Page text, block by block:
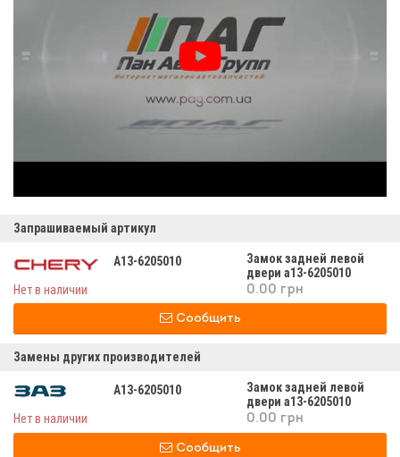
Запрашиваемый артикул
A13-6205010
Замок задней левой
двери а13-6205010
Нет в наличии
0.00 грн
Сообщить
Замены других производителей
A13-6205010
Замок задней левой
двери а13-6205010
Нет в наличии
0.00 грн
Сообщить